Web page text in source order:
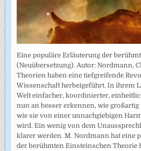
Eine populäre Erläuterung der
(Neuübersetzung). Autor: Nordmann,
Theorien haben eine tiefgreifende
Wissenschaft herbeigeführt. In ihrem
Welt einfacher, koordinierter,
nun an besser erkennen, wie großartig
wie sie von einer unnachgiebigen
wird. Ein wenig von dem
klarer werden. M. Nordmann hat eine
der berühmten Einsteinschen Theorie